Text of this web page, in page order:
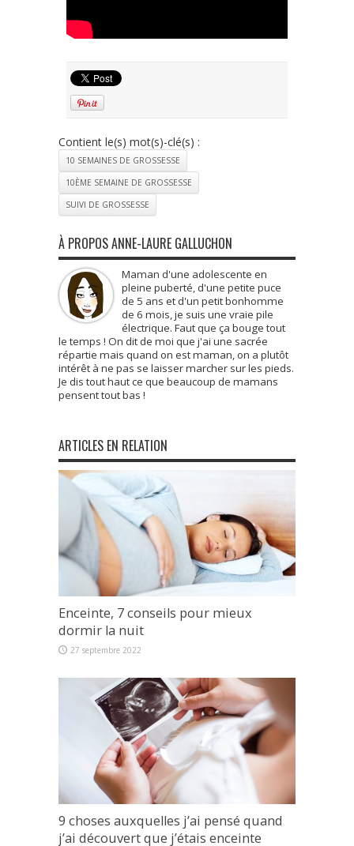
Contient le(s) mot(s)-clé(s) :
10 SEMAINES DE GROSSESSE
10ÈME SEMAINE DE GROSSESSE
SUIVI DE GROSSESSE
À PROPOS ANNE-LAURE GALLUCHON
Maman d'une adolescente en
pleine puberté, d'une petite puce
de 5 ans et d'un petit bonhomme
de 6 mois, je suis une vraie pile
électrique. Faut que ça bouge tout
le temps ! On dit de moi que j'ai une sacrée
répartie mais quand on est maman, on a plutôt
intérêt à ne pas se laisser marcher sur les pieds.
Je dis tout haut ce que beaucoup de mamans
pensent tout bas !
ARTICLES EN RELATION
Enceinte, 7 conseils pour mieux
dormir la nuit
27 septembre 2022
9 choses auxquelles j’ai pensé quand
j’ai découvert que j’étais enceinte